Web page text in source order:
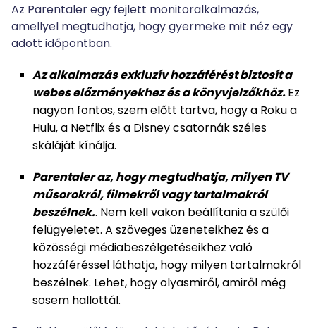
Az Parentaler egy fejlett monitoralkalmazás,
amellyel megtudhatja, hogy gyermeke mit néz egy
adott időpontban.
Az alkalmazás exkluzív hozzáférést biztosít a
webes előzményekhez és a könyvjelzőkhöz.Ez
nagyon fontos, szem előtt tartva, hogy a Roku a
Hulu, a Netflix és a Disney csatornák széles
skáláját kínálja.
Parentaler az, hogy megtudhatja, milyen TV
műsorokról, filmekről vagy tartalmakról
beszélnek.. Nem kell vakon beállítania a szülői
felügyeletet. A szöveges üzeneteikhez és a
közösségi médiabeszélgetéseikhez való
hozzáféréssel láthatja, hogy milyen tartalmakról
beszélnek. Lehet, hogy olyasmiről, amiről még
sosem hallottál.